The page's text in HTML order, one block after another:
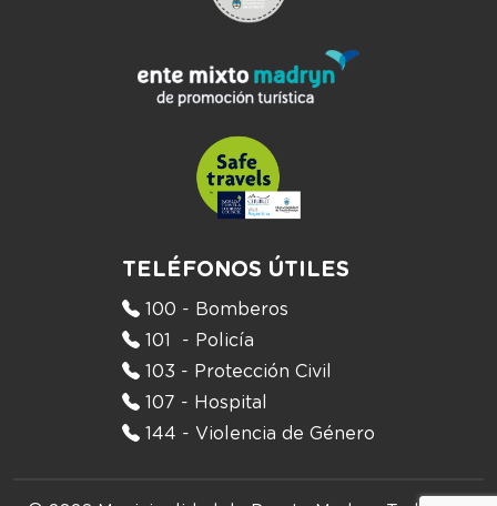
TELÉFONOS ÚTILES
100 - Bomberos
101 - Policía
103 - Protección Civil
107 - Hospital
144 - Violencia de Género